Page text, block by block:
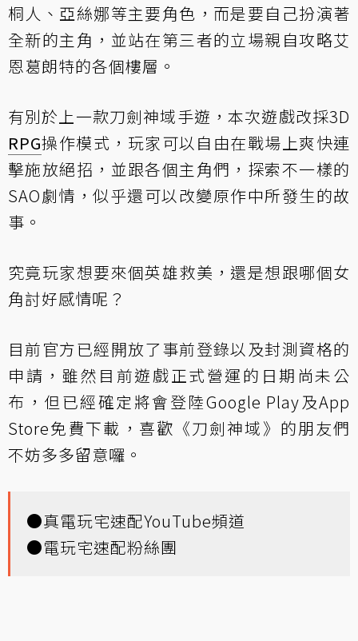
桐人、亞絲娜等主要角色，而是要自己扮演著
全新的主角，並站在第三者的立場親自攻略艾
恩葛朗特的各個樓層。
有別於上一款刀劍神域手遊，本次遊戲改採3D
RPG操作模式，玩家可以自由在戰場上爽快連
擊施放絕招，並跟各個主角們，探索不一樣的
SAO劇情，似乎還可以改變原作中所發生的故
事。
究竟玩家想要來個英雄救美，還是想跟哪個女
角討好感情呢？
目前官方已經開放了事前登錄以及封測資格的
申請，雖然目前遊戲正式營運的日期尚未公
布，但已經確定將會登陸Google Play及App
Store免費下載，喜歡《刀劍神域》的朋友們
不妨多多留意囉。
●真電玩宅速配YouTube頻道
●電玩宅速配粉絲團